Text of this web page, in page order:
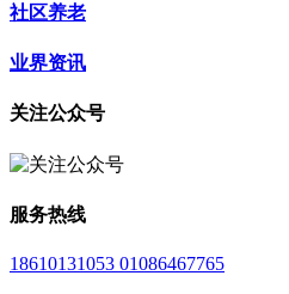
社区养老
业界资讯
关注公众号
服务热线
18610131053 01086467765